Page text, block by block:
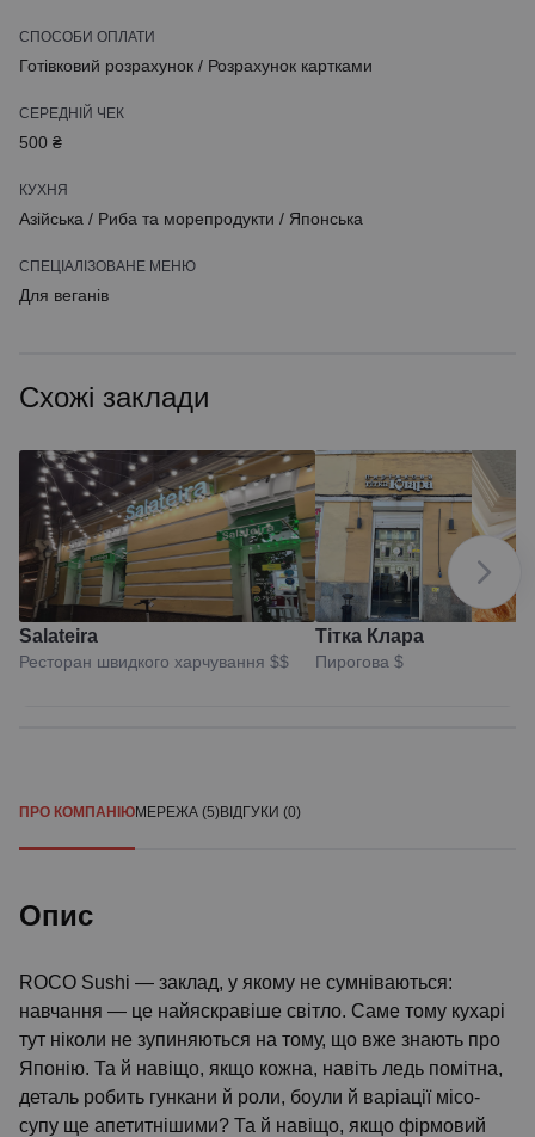
СПОСОБИ ОПЛАТИ
Готівковий розрахунок / Розрахунок картками
СЕРЕДНІЙ ЧЕК
500 ₴
КУХНЯ
Азійська / Риба та морепродукти / Японська
СПЕЦІАЛІЗОВАНЕ МЕНЮ
Для веганів
Схожі заклади
Salateira
Ресторан швидкого харчування $$
Тітка Клара
Пирогова $
ПРО КОМПАНІЮМЕРЕЖА (5)ВІДГУКИ (0)
Опис
ROCO Sushi — заклад, у якому не сумніваються:
навчання — це найяскравіше світло. Саме тому кухарі
тут ніколи не зупиняються на тому, що вже знають про
Японію. Та й навіщо, якщо кожна, навіть ледь помітна,
деталь робить гункани й роли, боули й варіації місо-
супу ще апетитнішими? Та й навіщо, якщо фірмовий